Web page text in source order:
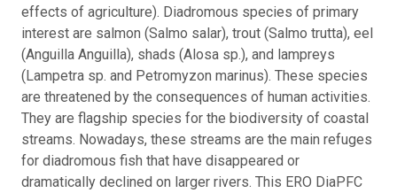
effects of agriculture). Diadromous species of primary
interest are salmon (Salmo salar), trout (Salmo trutta), eel
(Anguilla Anguilla), shads (Alosa sp.), and lampreys
(Lampetra sp. and Petromyzon marinus). These species
are threatened by the consequences of human activities.
They are flagship species for the biodiversity of coastal
streams. Nowadays, these streams are the main refuges
for diadromous fish that have disappeared or
dramatically declined on larger rivers. This ERO DiaPFC